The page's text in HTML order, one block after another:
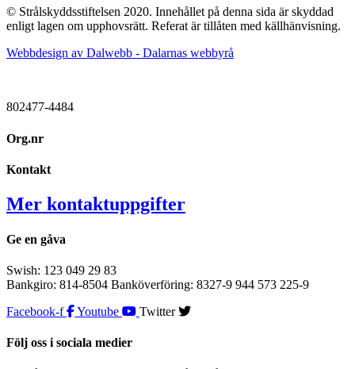
© Strålskyddsstiftelsen 2020. Innehållet på denna sida är skyddad
enligt lagen om upphovsrätt. Referat är tillåten med källhänvisning.
Webbdesign av Dalwebb - Dalarnas webbyrå
802477-4484
Org.nr
Kontakt
Mer kontaktuppgifter
Ge en gåva
Swish: 123 049 29 83
Bankgiro: 814-8504 Banköverföring: 8327-9 944 573 225-9
Facebook-f
Youtube Twitter
Följ oss i sociala medier